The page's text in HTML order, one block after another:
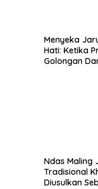
Menyeka
Hati: Ketika Praktikum
Golongan
Ndas Maling
Tradisional
Diusulkan